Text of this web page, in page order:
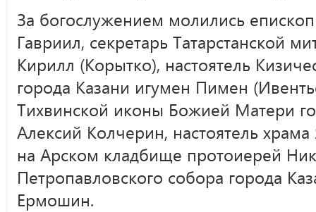
За богослужением молились
Гавриил, секретарь Татарстанской
Кирилл (Корытко), настоятель
города Казани игумен Пимен
Тихвинской иконы Божией Матери
Алексий Колчерин, настоятель
на Арском кладбище протоиерей
Петропавловского собора города
Ермошин.